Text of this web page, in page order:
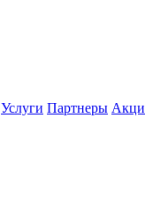
Услуги Партнеры